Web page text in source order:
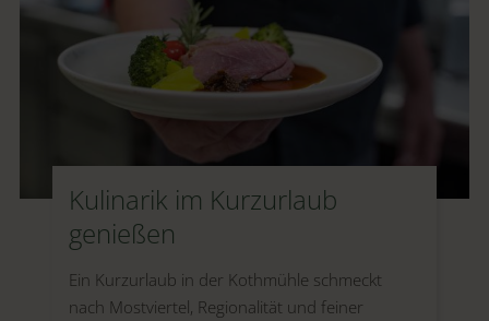
Kulinarik im Kurzurlaub
genießen
Ein Kurzurlaub in der Kothmühle schmeckt
nach Mostviertel, Regionalität und feiner